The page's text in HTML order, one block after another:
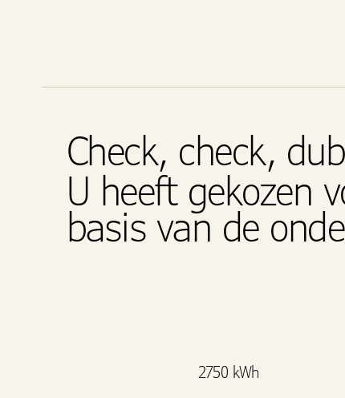
Check, check,
U heeft gekozen
basis van de
2750 kWh